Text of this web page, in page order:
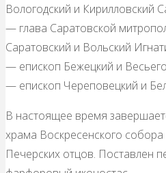
Вологодский и Кирилловский
— глава Саратовской
Саратовский и Вольский
— епископ Бежецкий и
— епископ Череповецкий и
В настоящее время
храма Воскресенского
Печерских отцов. Поставлен